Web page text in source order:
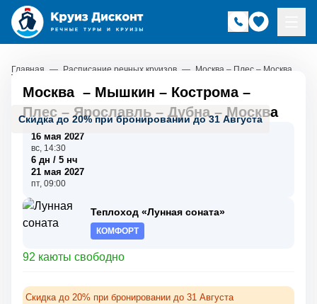
Главная — Расписание речных круизов — Москва – Плес – Москва
Скидка до 20% при бронировании до 31 Августа
Москва – Мышкин – Кострома–
Плес –Ярославль – Дубна–Москва
16 мая 2027
вс, 14:30
6 дн / 5 нч
21 мая 2027
пт, 09:00
Теплоход «Лунная соната»
КОМФОРТ
92 каюты свободно
Скидка до 20% при бронировании до 31 Августа